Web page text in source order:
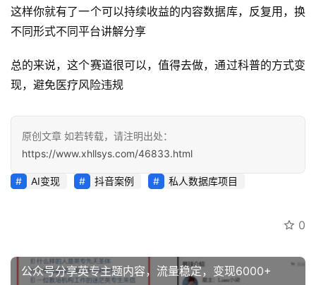
案
例
避
坑
南
运
营
百
业
资
这样你就有了一个可以持续收益的内容数据库，反复用，换
不同形式不同平台讲解分享
总的来说，这个赛道很可以，值得去做，通过科普的方式变
现，避免医疗风险违规
原创文章 如若转载，请注明出处：
https://www.xhllsys.com/46833.html
AI变现 抖音案例 私人数据库项目
0
公众号分享英专主题内容，流量稳定，变现6000+